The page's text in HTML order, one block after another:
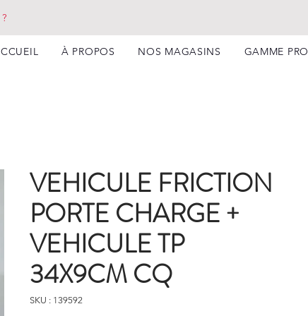
À PROPOS NOS MAGASINS GAMME PRO
VEHICULE FRICTION
PORTE CHARGE +
VEHICULE TP
34X9CM CQ
SKU : 139592